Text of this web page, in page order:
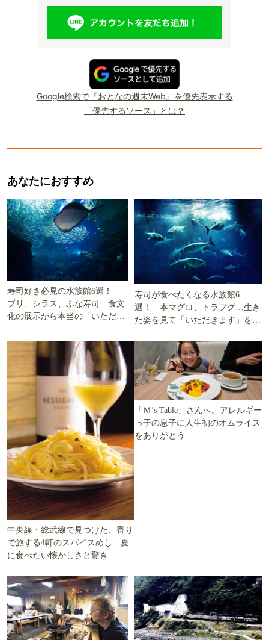
Google検索で『おとなの週末Web』を優先表示する
「優先するソース」とは？
あなたにおすすめ
寿司好き必見の水族館6選！
ブリ、シラス、ふな寿司…食文
化の展示から本当の「いただき
寿司が食べたくなる水族館6
選！ 本マグロ、トラフグ…生き
た姿を見て「いただきます」を考
中央線・総武線で見つけた、香り
で旅する4軒のスパイスめし 夏
に食べたい懐かしさと驚き
「Ｍ’s Table」さんへ。アレルギー
っ子の息子に人生初のオムライス
をありがとう